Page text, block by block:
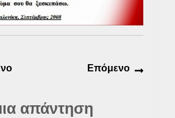
Προηγούμενο
Επόμενο
απάντηση